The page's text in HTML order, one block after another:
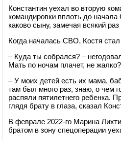
Константин уехал во вторую
командировки вплоть до
каково сыну, замечая всякий
Когда началась СВО, Костя
– Куда ты собрался? –
Мать по ночам плачет, не жалко?
– У моих детей есть их мама,
там был много раз, знаю, о чем
распяли пятилетнего ребенка.
глядя брату в глаза, сказал
В феврале 2022-го Марина
братом в зону спецоперации